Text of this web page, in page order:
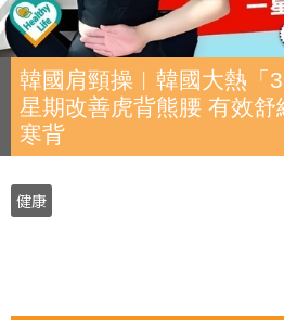
韓國肩頸操︱韓國大熱「
星期改善虎背熊腰 有效
寒背
健康